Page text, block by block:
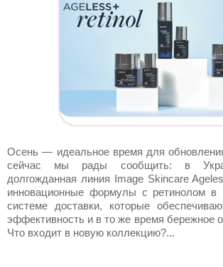
Осень — идеальное время для
сейчас мы рады сообщить: в
долгожданная линия Image Skincare
инновационные формулы с ретинолом в
системе доставки, которые
эффективность и в то же время бережное
Что входит в новую коллекцию?...